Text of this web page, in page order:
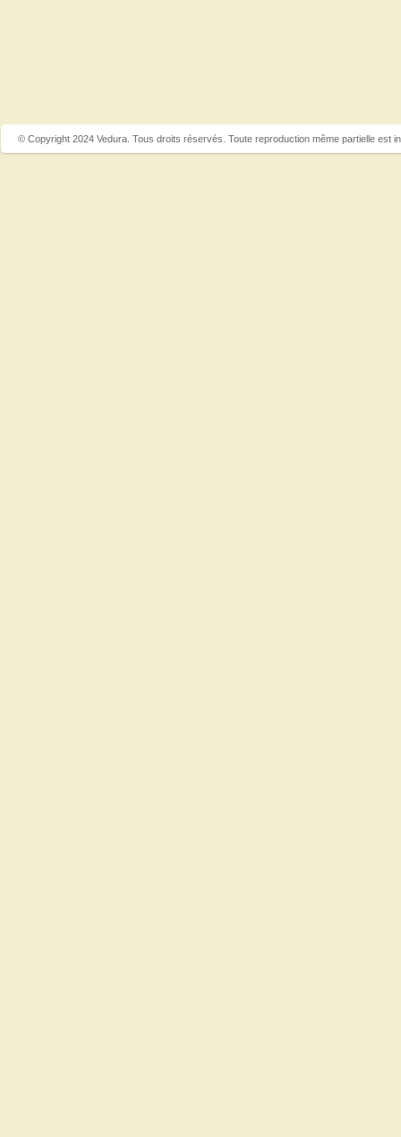
© Copyright 2024 Vedura. Tous droits réservés. Toute reproduction même partielle est